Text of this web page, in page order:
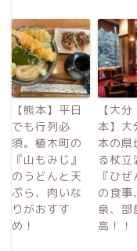
【熊本】平日
でも行列必
須。植木町の
『山もみじ』
のうどんと天
ぷら、肉いな
りがおすす
め！
【大
本】大
本の県
る杖立
『ひぜ
の食事
泉、部
高！！